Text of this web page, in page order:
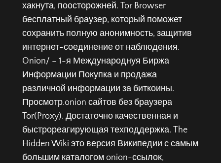
хакнута, поосторожней. Tor Browser
бесплатный браузер, который поможет
сохранить полную анонимность, защитив
интернет-соединение от наблюдения.
Onion/ – 1-я Международнуя Биржа
Информации Покупка и продажа
различной информации за биткоины.
Просмотр.onion сайтов без браузера
Tor(Proxy). Достаточно качественная и
быстрореагирующая техподдержка. The
Hidden Wiki это версия Википедии с самым
большим каталогом onion-ссылок,